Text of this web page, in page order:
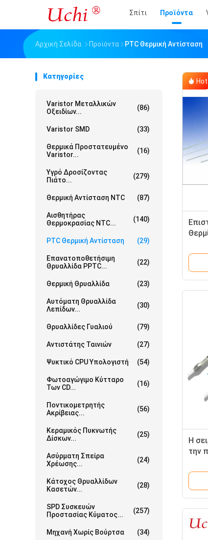
Σπίτι Προϊόντα
Αρχική Σελίδα Προϊόντα PTC Θερμική Αντίσταση
Κατηγορίες
Varistor Μεταλλικών
Οξειδίων...
(86)
Varistor SMD (33)
Θερμικά Προστατευμένο
Varistor...
(16)
Υγρό Δροσίζοντας
Πιάτο...
(279)
Θερμική Αντίσταση NTC (87)
Αισθητήρας
Θερμοκρασίας NTC...
(140)
PTC Θερμική Αντίσταση (29)
Επανατοποθετήσιμη
Θρυαλλίδα PPTC...
(22)
Θερμική Θρυαλλίδα (23)
Αυτόματη Θρυαλλίδα
Λεπίδων...
(30)
Θρυαλλίδες Γυαλιού (79)
Αντιστάτης Ταινιών (27)
Ψυκτικό CPU Υπολογιστή (54)
Φωτοαγώγιμο Κύτταρο
Των CD...
(16)
Ποντικομετρητής
Ακρίβειας...
(56)
Κεραμικός Πυκνωτής
Δίσκων...
(25)
Ασύρματη Σπείρα
Χρέωσης...
(24)
Κάτοχος Θρυαλλίδων
Κασετών...
(28)
SPD Συσκευών
Προστασίας Κύματος...
(257)
Μηχανή Χωρίς Βούρτσα (34)
Hot
Η
την